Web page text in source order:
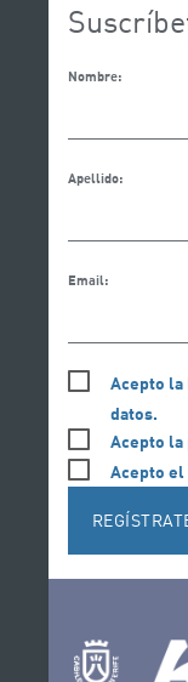
Nombre:
Apellido:
Email:
Acepto la
datos.
Acepto
Acepto el